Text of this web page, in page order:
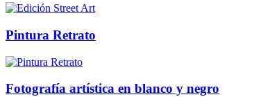
Pintura Retrato
Fotografía artística en blanco y negro